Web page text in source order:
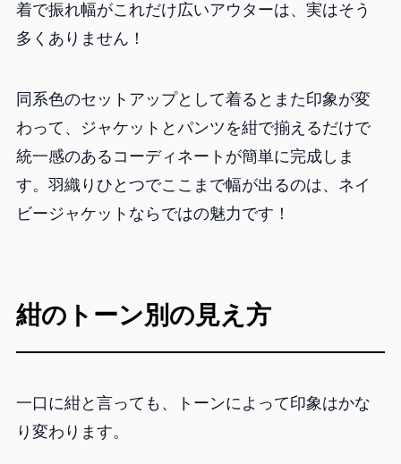
着で振れ幅がこれだけ広いアウターは、実はそう
多くありません！
同系色のセットアップとして着るとまた印象が変
わって、ジャケットとパンツを紺で揃えるだけで
統一感のあるコーディネートが簡単に完成しま
す。羽織りひとつでここまで幅が出るのは、ネイ
ビージャケットならではの魅力です！
紺のトーン別の見え方
一口に紺と言っても、トーンによって印象はかな
り変わります。